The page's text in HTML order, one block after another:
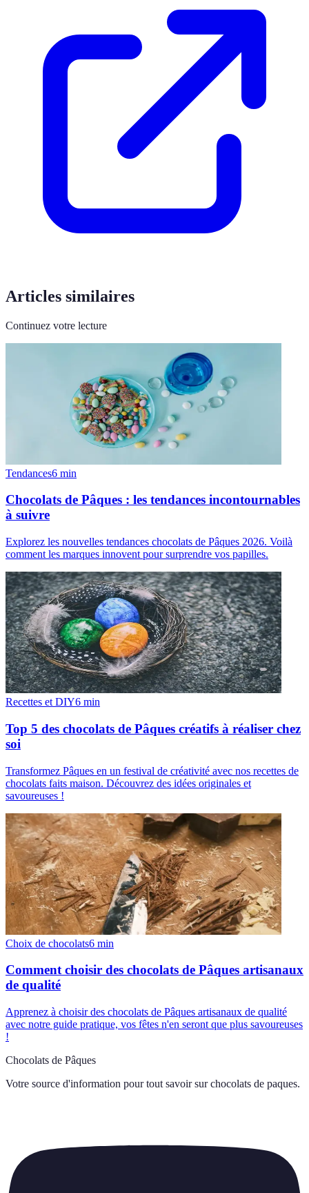
Articles similaires
Continuez votre lecture
Tendances6 min
Chocolats de Pâques : les tendances incontournables
à suivre
Explorez les nouvelles tendances chocolats de Pâques 2026. Voilà
comment les marques innovent pour surprendre vos papilles.
Recettes et DIY6 min
Top 5 des chocolats de Pâques créatifs à réaliser chez
soi
Transformez Pâques en un festival de créativité avec nos recettes de
chocolats faits maison. Découvrez des idées originales et
savoureuses !
Choix de chocolats6 min
Comment choisir des chocolats de Pâques artisanaux
de qualité
Apprenez à choisir des chocolats de Pâques artisanaux de qualité
avec notre guide pratique, vos fêtes n'en seront que plus savoureuses
!
Chocolats de Pâques
Votre source d'information pour tout savoir sur chocolats de paques.